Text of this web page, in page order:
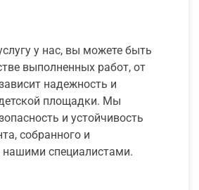
у нас, вы можете быть
выполненных работ, от
надежность и
площадки. Мы
и устойчивость
собранного и
нашими специалистами.